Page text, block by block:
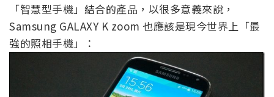
「智慧型手機」結合的產品，以很多意義來說，
Samsung GALAXY K zoom 也應該是現今世界上「最
強的照相手機」：